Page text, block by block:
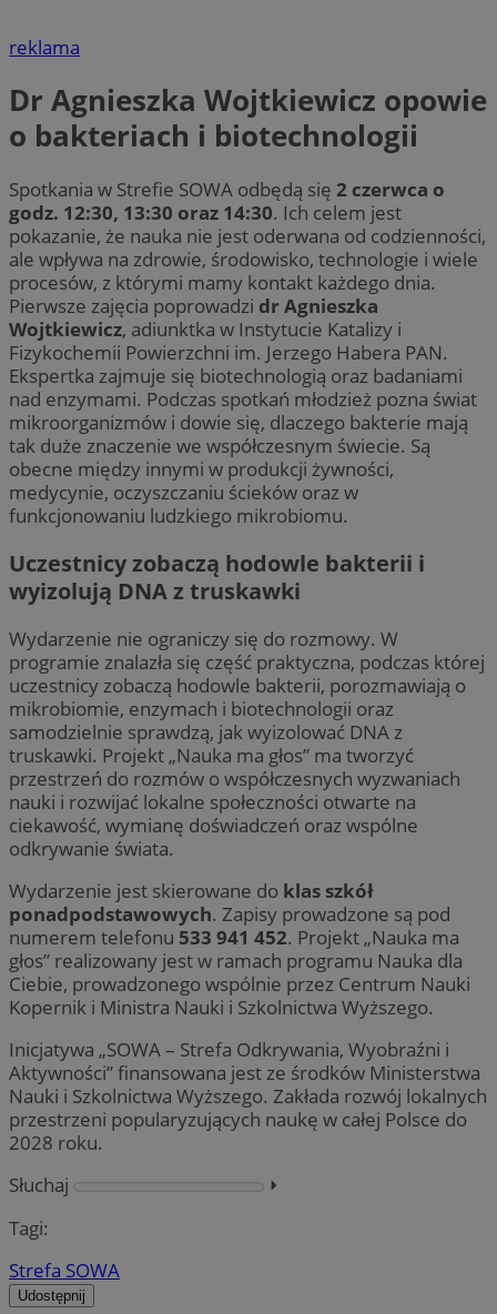
reklama
Dr Agnieszka Wojtkiewicz opowie
o bakteriach i biotechnologii
Spotkania w Strefie SOWA odbędą się 2 czerwca o
godz. 12:30, 13:30 oraz 14:30. Ich celem jest
pokazanie, że nauka nie jest oderwana od codzienności,
ale wpływa na zdrowie, środowisko, technologie i wiele
procesów, z którymi mamy kontakt każdego dnia.
Pierwsze zajęcia poprowadzi dr Agnieszka
Wojtkiewicz, adiunktka w Instytucie Katalizy i
Fizykochemii Powierzchni im. Jerzego Habera PAN.
Ekspertka zajmuje się biotechnologią oraz badaniami
nad enzymami. Podczas spotkań młodzież pozna świat
mikroorganizmów i dowie się, dlaczego bakterie mają
tak duże znaczenie we współczesnym świecie. Są
obecne między innymi w produkcji żywności,
medycynie, oczyszczaniu ścieków oraz w
funkcjonowaniu ludzkiego mikrobiomu.
Uczestnicy zobaczą hodowle bakterii i
wyizolują DNA z truskawki
Wydarzenie nie ograniczy się do rozmowy. W
programie znalazła się część praktyczna, podczas której
uczestnicy zobaczą hodowle bakterii, porozmawiają o
mikrobiomie, enzymach i biotechnologii oraz
samodzielnie sprawdzą, jak wyizolować DNA z
truskawki. Projekt „Nauka ma głos” ma tworzyć
przestrzeń do rozmów o współczesnych wyzwaniach
nauki i rozwijać lokalne społeczności otwarte na
ciekawość, wymianę doświadczeń oraz wspólne
odkrywanie świata.
Wydarzenie jest skierowane do klas szkół
ponadpodstawowych. Zapisy prowadzone są pod
numerem telefonu 533 941 452. Projekt „Nauka ma
głos” realizowany jest w ramach programu Nauka dla
Ciebie, prowadzonego wspólnie przez Centrum Nauki
Kopernik i Ministra Nauki i Szkolnictwa Wyższego.
Inicjatywa „SOWA – Strefa Odkrywania, Wyobraźni i
Aktywności” finansowana jest ze środków Ministerstwa
Nauki i Szkolnictwa Wyższego. Zakłada rozwój lokalnych
przestrzeni popularyzujących naukę w całej Polsce do
2028 roku.
Słuchaj
⏵︎
Tagi:
Strefa SOWA
Udostępnij